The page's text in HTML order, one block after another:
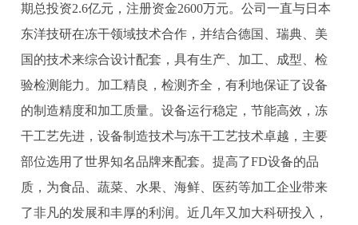
期总投资2.6亿元，注册资金2600万元。公司一直与日本
东洋技研在冻干领域技术合作，并结合德国、瑞典、美
国的技术来综合设计配套，具有生产、加工、成型、检
验检测能力。加工精良，检测齐全，有利地保证了设备
的制造精度和加工质量。设备运行稳定，节能高效，冻
干工艺先进，设备制造技术与冻干工艺技术卓越，主要
部位选用了世界知名品牌来配套。提高了FD设备的品
质，为食品、蔬菜、水果、海鲜、医药等加工企业带来
了非凡的发展和丰厚的利润。近几年又加大科研投入，